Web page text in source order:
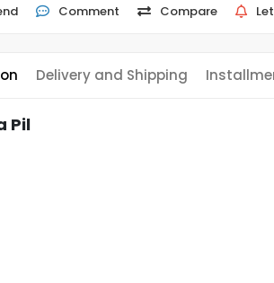
Comment Compare
Delivery and Shipping
Pil